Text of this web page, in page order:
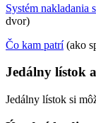
Systém nakladania
dvor)
Čo kam patrí(ako
Jedálny lístok
Jedálny lístok si